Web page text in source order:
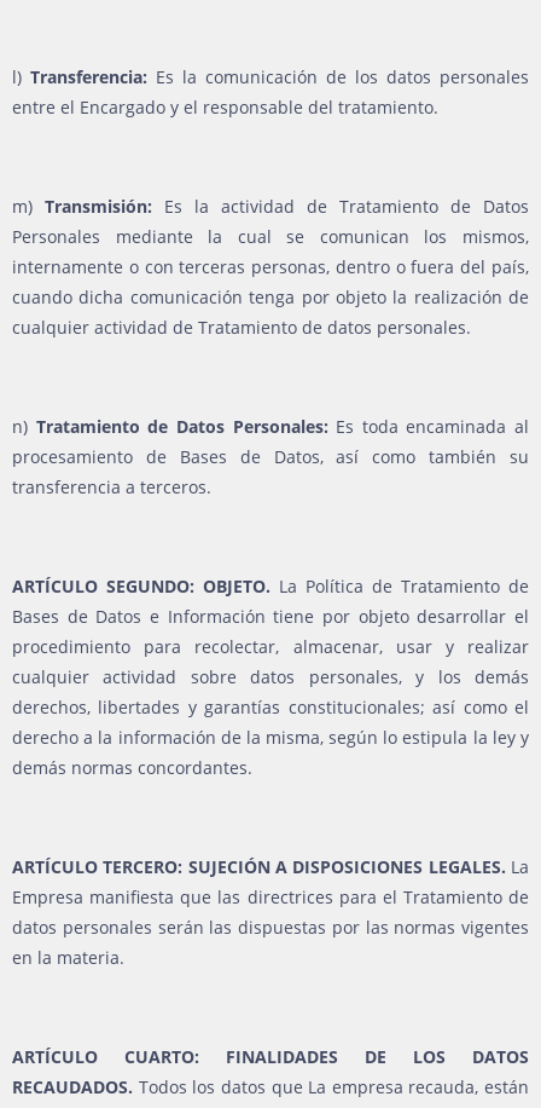
l) Transferencia: Es la comunicación de los datos personales
entre el Encargado y el responsable del tratamiento.
m) Transmisión: Es la actividad de Tratamiento de Datos
Personales mediante la cual se comunican los mismos,
internamente o con terceras personas, dentro o fuera del país,
cuando dicha comunicación tenga por objeto la realización de
cualquier actividad de Tratamiento de datos personales.
n) Tratamiento de Datos Personales: Es toda encaminada al
procesamiento de Bases de Datos, así como también su
transferencia a terceros.
ARTÍCULO SEGUNDO: OBJETO. La Política de Tratamiento de
Bases de Datos e Información tiene por objeto desarrollar el
procedimiento para recolectar, almacenar, usar y realizar
cualquier actividad sobre datos personales, y los demás
derechos, libertades y garantías constitucionales; así como el
derecho a la información de la misma, según lo estipula la ley y
demás normas concordantes.
ARTÍCULO TERCERO: SUJECIÓN A DISPOSICIONES LEGALES. La
Empresa manifiesta que las directrices para el Tratamiento de
datos personales serán las dispuestas por las normas vigentes
en la materia.
ARTÍCULO CUARTO: FINALIDADES DE LOS DATOS
RECAUDADOS. Todos los datos que La empresa recauda, están